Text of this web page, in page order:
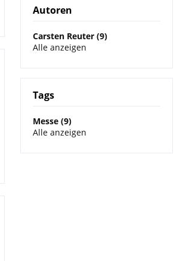
Autoren
Carsten Reuter (9)
Alle anzeigen
Tags
Messe (9)
Alle anzeigen